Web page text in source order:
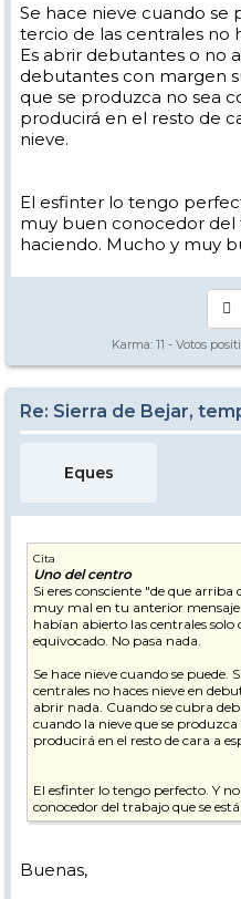
Se hace nieve cuando se
tercio de las centrales no
Es abrir debutantes o no
debutantes con margen
que se produzca no sea
producirá en el resto de
nieve.
El esfinter lo tengo
muy buen conocedor del
haciendo. Mucho y muy
Karma: 11 - Votos
Re: Sierra de Bejar,
Eques
Cita
Uno del centro
Si eres consciente "de que
muy mal en tu anterior mensaje
habían abierto las centrales solo
equivocado. No pasa nada.
Se hace nieve cuando se puede.
centrales no haces nieve en
abrir nada. Cuando se cubra
cuando la nieve que se
producirá en el resto de cara a
El esfinter lo tengo perfecto. Y
conocedor del trabajo que se
Buenas,